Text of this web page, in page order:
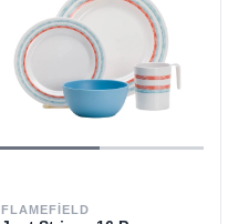
FLAMEFIELD